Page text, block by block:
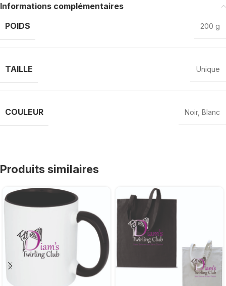
Informations complémentaires
POIDS
200 g
TAILLE Unique
COULEUR Noir, Blanc
Produits similaires